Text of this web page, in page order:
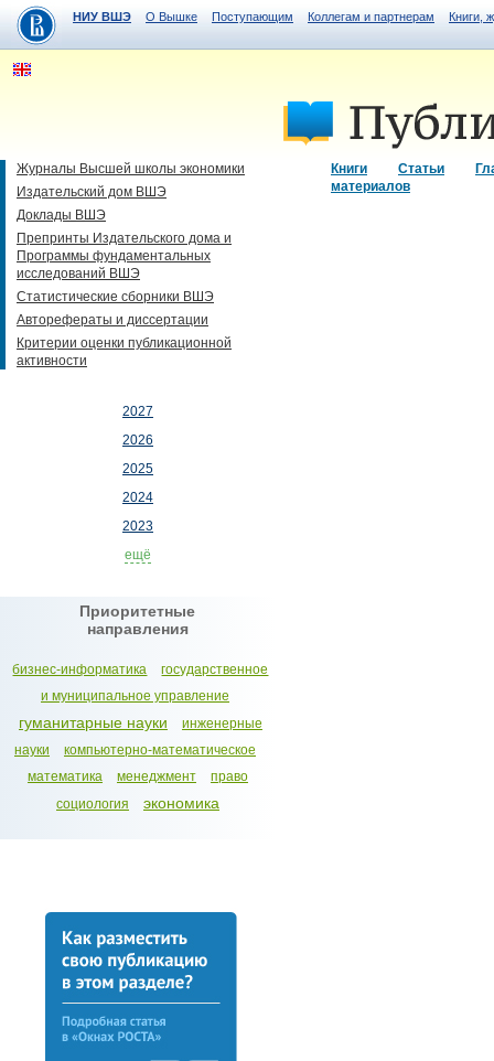
НИУ ВШЭ О Вышке Поступающим Коллегам и партнерам Книги,
Книги Статьи
материалов
Журналы Высшей школы экономики
Издательский дом ВШЭ
Доклады ВШЭ
Препринты Издательского дома и
Программы фундаментальных
исследований ВШЭ
Статистические сборники ВШЭ
Авторефераты и диссертации
Критерии оценки публикационной
активности
2027
2026
2025
2024
2023
ещё
Приоритетные
направления
бизнес-информатика
государственное
и муниципальное управление
гуманитарные науки
инженерные
науки
компьютерно-математическое
математика
менеджмент
право
социология
экономика